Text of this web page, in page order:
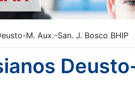
M. Aux.-San. J. Bosco BHIP